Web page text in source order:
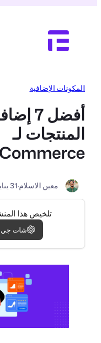
المكونات الإضافية
أفضل
المنتجات لـ
معين الاسلام·31 يناير 2025
تلخيص هذا
شات جي